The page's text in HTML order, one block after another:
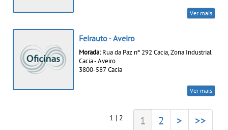
Ver mais
Feirauto - Aveiro
Morada: Rua da Paz nº 292 Cacia, Zona Industrial
Cacia - Aveiro
3800-587 Cacia
Ver mais
1 | 2 1 2 > >>